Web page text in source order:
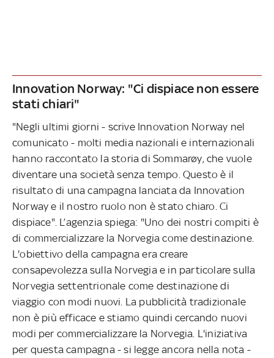
Innovation Norway: "Ci dispiace non essere
stati chiari"
"Negli ultimi giorni - scrive Innovation Norway nel
comunicato - molti media nazionali e internazionali
hanno raccontato la storia di Sommarøy, che vuole
diventare una società senza tempo. Questo è il
risultato di una campagna lanciata da Innovation
Norway e il nostro ruolo non è stato chiaro. Ci
dispiace". L’agenzia spiega: "Uno dei nostri compiti è
di commercializzare la Norvegia come destinazione.
L'obiettivo della campagna era creare
consapevolezza sulla Norvegia e in particolare sulla
Norvegia settentrionale come destinazione di
viaggio con modi nuovi. La pubblicità tradizionale
non è più efficace e stiamo quindi cercando nuovi
modi per commercializzare la Norvegia. L'iniziativa
per questa campagna - si legge ancora nella nota -